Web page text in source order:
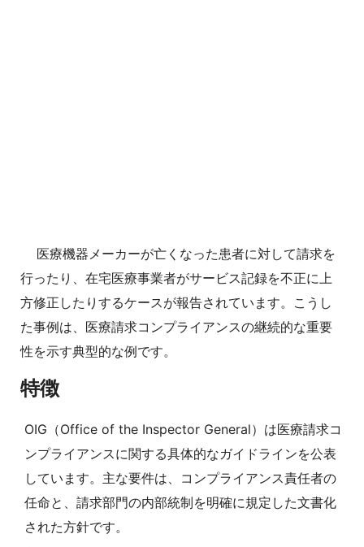
医療機器メーカーが亡くなった患者に対して請求を
行ったり、在宅医療事業者がサービス記録を不正に上
方修正したりするケースが報告されています。こうし
た事例は、医療請求コンプライアンスの継続的な重要
性を示す典型的な例です。
特徴
OIG（Office of the Inspector General）は医療請求コ
ンプライアンスに関する具体的なガイドラインを公表
しています。主な要件は、コンプライアンス責任者の
任命と、請求部門の内部統制を明確に規定した文書化
された方針です。